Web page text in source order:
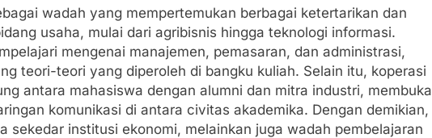
wadah yang mempertemukan berbagai ketertarikan dan
usaha, mulai dari agribisnis hingga teknologi informasi.
mengenai manajemen, pemasaran, dan administrasi,
teori-teori yang diperoleh di bangku kuliah. Selain itu, koperasi
antara mahasiswa dengan alumni dan mitra industri, membuka
komunikasi di antara civitas akademika. Dengan demikian,
sekedar institusi ekonomi, melainkan juga wadah pembelajaran